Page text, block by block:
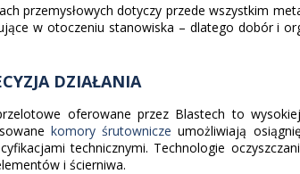
przemysłowych dotyczy przede wszystkim
w otoczeniu stanowiska – dlatego dobór i
DZIAŁANIA
oferowane przez Blastech to
komory śrutownicze umożliwiają
technicznymi. Technologie
i ścierniwa.